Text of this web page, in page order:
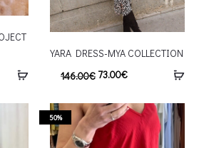
YARA DRESS-MYA COLLECTION
146.00€ 73.00€
50%